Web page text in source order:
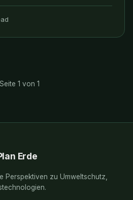
Seite 1 von 1
Erde
Perspektiven zu Umweltschutz,